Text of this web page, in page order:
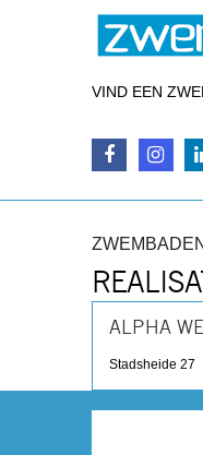
VIND EEN
ZWEMBADEN
ALPHA
Stadsheide 27